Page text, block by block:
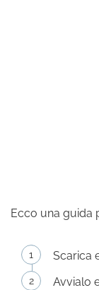
Ecco una guida
Scarica
Avvialo